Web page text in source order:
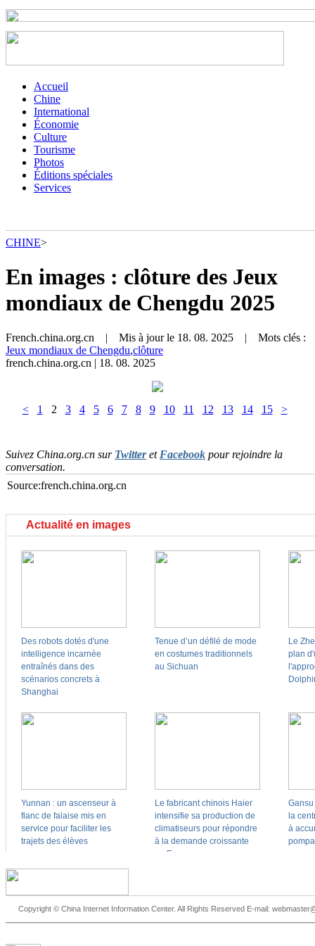
Accueil
Chine
International
Économie
Culture
Tourisme
Photos
Éditions spéciales
Services
CHINE>
En images : clôture des Jeux
mondiaux de Chengdu 2025
French.china.org.cn | Mis à jour le 18. 08. 2025 | Mots clés :
Jeux mondiaux de Chengdu,clôture
french.china.org.cn | 18. 08. 2025
< 1 2 3 4 5 6 7 8 9 10 11 12 13 14 15 >
Suivez China.org.cn sur Twitteret Facebook pour rejoindre la
conversation.
Source:french.china.org.cn